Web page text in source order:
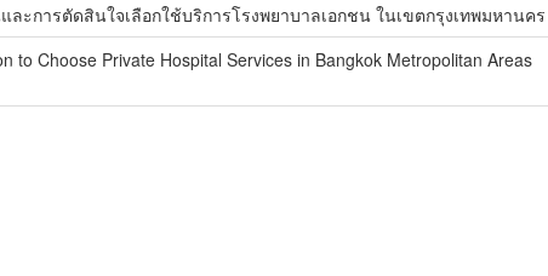
การตัดสินใจเลือกใช้บริการโรงพยาบาลเอกชน ในเขตกรุงเทพมหานคร
to Choose Private Hospital Services in Bangkok Metropolitan Areas